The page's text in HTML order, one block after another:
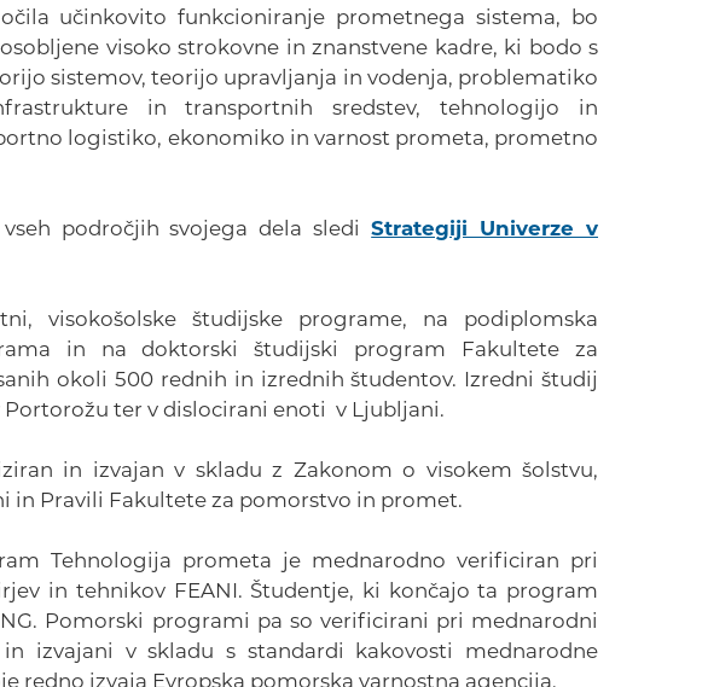
učinkovito funkcioniranje prometnega sistema, bo
visoko strokovne in znanstvene kadre, ki bodo s
sistemov, teorijo upravljanja in vodenja, problematiko
in transportnih sredstev, tehnologijo in
logistiko, ekonomiko in varnost prometa, prometno
področjih svojega dela slediStrategiji Univerze v
visokošolske študijske programe, na podiplomska
in na doktorski študijski program Fakultete za
okoli 500 rednih in izrednih študentov. Izredni študij
Portorožu ter v dislocirani enoti v Ljubljani.
in izvajan v skladu z Zakonom o visokem šolstvu,
in Pravili Fakultete za pomorstvo in promet.
Tehnologija prometa je mednarodno verificiran pri
in tehnikov FEANI. Študentje, ki končajo ta program
Pomorski programi pa so verificirani pri mednarodni
izvajani v skladu s standardi kakovosti mednarodne
redno izvaja Evropska pomorska varnostna agencija.